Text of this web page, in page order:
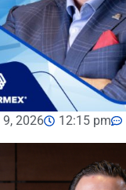
2026 12:15 pm